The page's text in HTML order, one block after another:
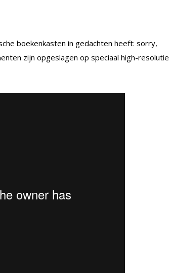
boekenkasten in gedachten heeft: sorry,
zijn opgeslagen op speciaal high-resolutie